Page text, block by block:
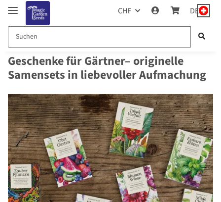
CHF DE
Geschenke für Gärtner– originelle
Samensets in liebevoller Aufmachung